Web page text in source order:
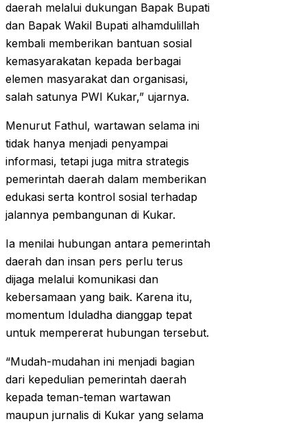
daerah melalui dukungan Bapak Bupati
dan Bapak Wakil Bupati alhamdulillah
kembali memberikan bantuan sosial
kemasyarakatan kepada berbagai
elemen masyarakat dan organisasi,
salah satunya PWI Kukar,” ujarnya.
Menurut Fathul, wartawan selama ini
tidak hanya menjadi penyampai
informasi, tetapi juga mitra strategis
pemerintah daerah dalam memberikan
edukasi serta kontrol sosial terhadap
jalannya pembangunan di Kukar.
Ia menilai hubungan antara pemerintah
daerah dan insan pers perlu terus
dijaga melalui komunikasi dan
kebersamaan yang baik. Karena itu,
momentum Iduladha dianggap tepat
untuk mempererat hubungan tersebut.
“Mudah-mudahan ini menjadi bagian
dari kepedulian pemerintah daerah
kepada teman-teman wartawan
maupun jurnalis di Kukar yang selama